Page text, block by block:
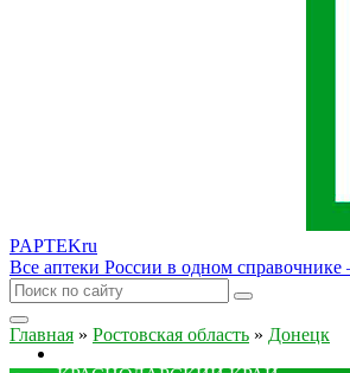
PAPTEKru
Все аптеки России в одном справочнике
Главная » Ростовская область » Донецк